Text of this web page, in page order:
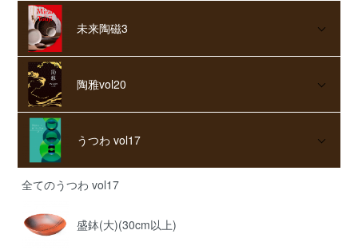
未来陶磁3
陶雅vol20
うつわ vol17
全てのうつわ vol17
盛鉢(大)(30cm以上)